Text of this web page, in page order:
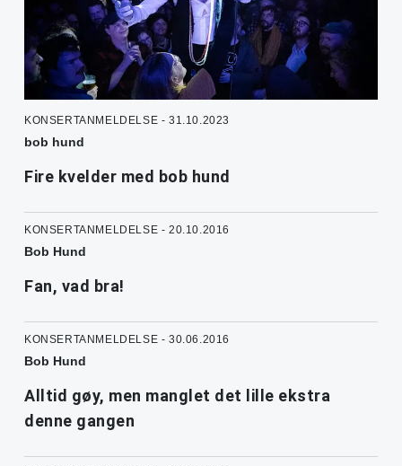
KONSERTANMELDELSE - 31.10.2023
bob hund
Fire kvelder med bob hund
KONSERTANMELDELSE - 20.10.2016
Bob Hund
Fan, vad bra!
KONSERTANMELDELSE - 30.06.2016
Bob Hund
Alltid gøy, men manglet det lille ekstra
denne gangen